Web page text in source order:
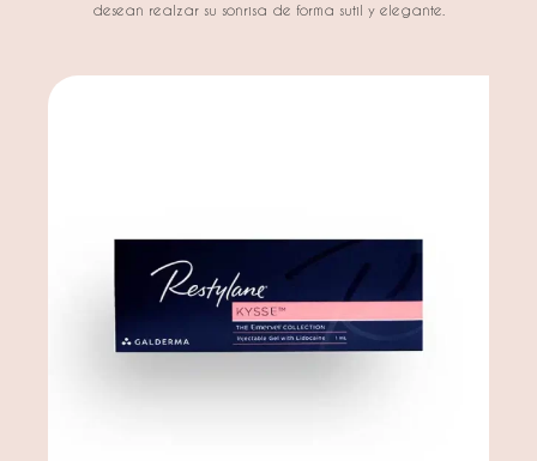
desean realzar su sonrisa de forma sutil y elegante.